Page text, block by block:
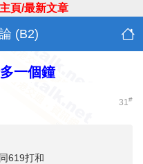
主頁/最新文章
(B2)
一個鐘
31#
619打和